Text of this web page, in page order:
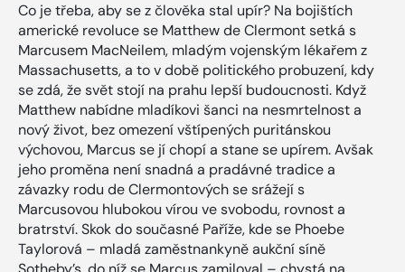
Co je třeba, aby se z člověka stal upír? Na bojištích
americké revoluce se Matthew de Clermont setká s
Marcusem MacNeilem, mladým vojenským lékařem z
Massachusetts, a to v době politického probuzení, kdy
se zdá, že svět stojí na prahu lepší budoucnosti. Když
Matthew nabídne mladíkovi šanci na nesmrtelnost a
nový život, bez omezení vštípených puritánskou
výchovou, Marcus se jí chopí a stane se upírem. Avšak
jeho proměna není snadná a pradávné tradice a
závazky rodu de Clermontových se srážejí s
Marcusovou hlubokou vírou ve svobodu, rovnost a
bratrství. Skok do současné Paříže, kde se Phoebe
Taylorová – mladá zaměstnankyně aukční síně